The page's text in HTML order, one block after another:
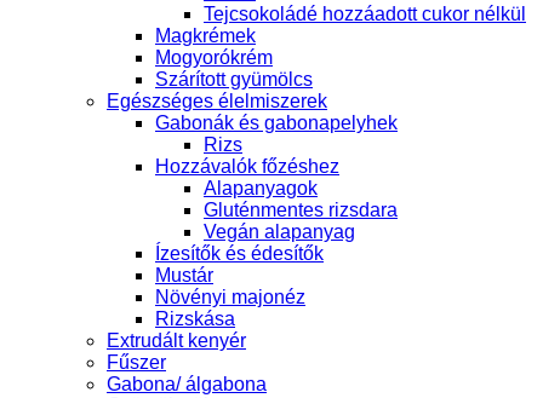
Tejcsokoládé hozzáadott cukor nélkül
Magkrémek
Mogyorókrém
Szárított gyümölcs
Egészséges élelmiszerek
Gabonák és gabonapelyhek
Rizs
Hozzávalók főzéshez
Alapanyagok
Gluténmentes rizsdara
Vegán alapanyag
Ízesítők és édesítők
Mustár
Növényi majonéz
Rizskása
Extrudált kenyér
Fűszer
Gabona/ álgabona